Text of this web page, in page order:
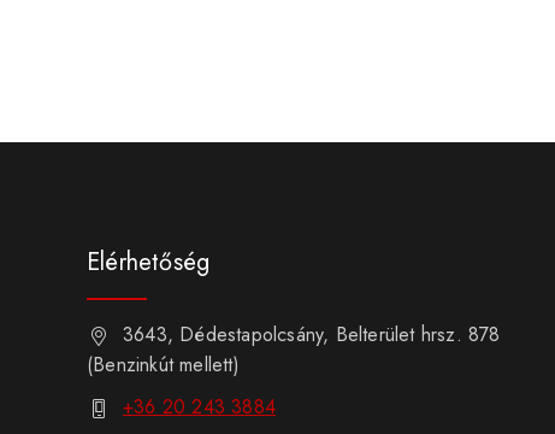
Elérhetőség
3643, Dédestapolcsány, Belterület hrsz. 878
(Benzinkút mellett)
+36 20 243 3884